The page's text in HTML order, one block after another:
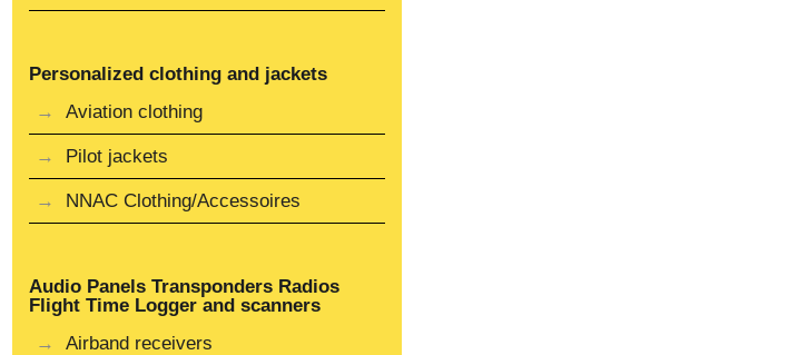
Personalized clothing and jackets
Aviation clothing
Pilot jackets
NNAC Clothing/Accessoires
Audio Panels Transponders Radios
Flight Time Logger and scanners
Airband receivers